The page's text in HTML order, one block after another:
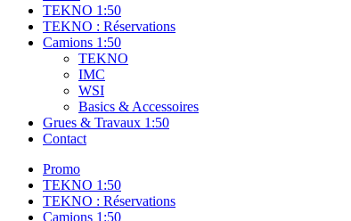
TEKNO 1:50
TEKNO : Réservations
Camions 1:50
TEKNO
IMC
WSI
Basics & Accessoires
Grues & Travaux 1:50
Contact
Promo
TEKNO 1:50
TEKNO : Réservations
Camions 1:50